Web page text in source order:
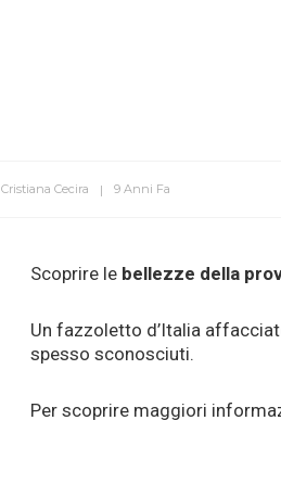
Cristiana Cecira 9 Anni Fa
Scoprire le bellezze della
Un fazzoletto d’Italia
spesso sconosciuti.
Per scoprire maggiori